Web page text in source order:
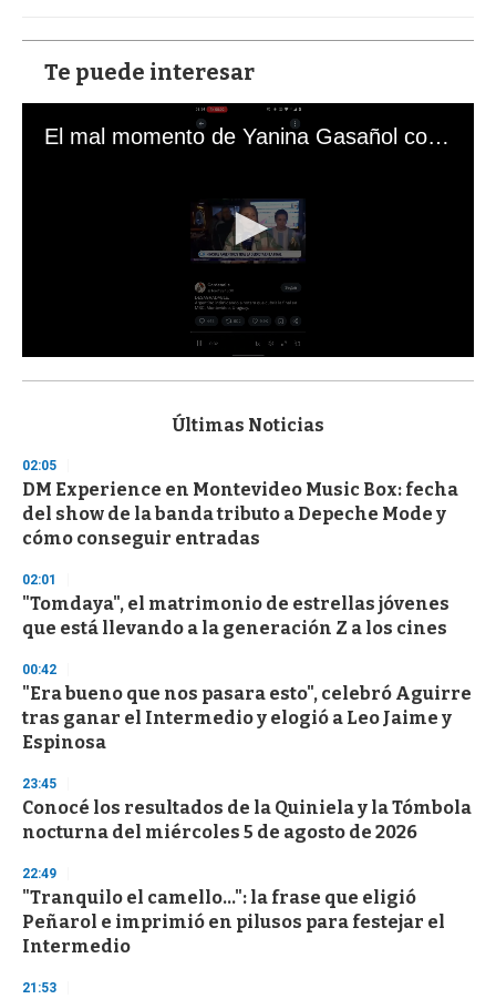
Te puede interesar
El mal momento de Yanina Gasañol con un hincha argentino en "Subrayado"
s
d
s
o
f
3
s
e
o
d
s
Últimas Noticias
02:05
DM Experience en Montevideo Music Box: fecha
del show de la banda tributo a Depeche Mode y
cómo conseguir entradas
02:01
"Tomdaya", el matrimonio de estrellas jóvenes
que está llevando a la generación Z a los cines
00:42
"Era bueno que nos pasara esto", celebró Aguirre
tras ganar el Intermedio y elogió a Leo Jaime y
Espinosa
23:45
Conocé los resultados de la Quiniela y la Tómbola
nocturna del miércoles 5 de agosto de 2026
22:49
"Tranquilo el camello...": la frase que eligió
Peñarol e imprimió en pilusos para festejar el
Intermedio
21:53